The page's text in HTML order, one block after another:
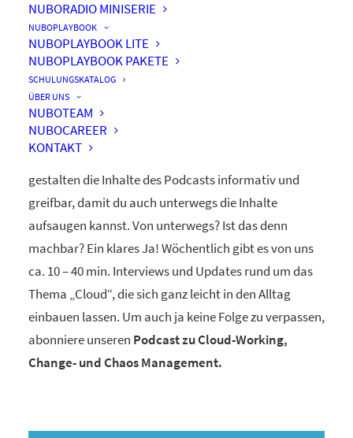
NUBORADIO MINISERIE
NUBOPLAYBOOK
NUBOPLAYBOOK LITE
NUBOPLAYBOOK PAKETE
SCHULUNGSKATALOG
ÜBER UNS
NUBOTEAM
NUBOCAREER
KONTAKT
by nuboworkers GmbH
Herzlich Willkommen! Du hast nuboRadio – unseren
ganz eigenenPodcast zur Digitalisierung
Unsere beiden Moderatoren Dominique und Markus
gestalten die Inhalte des Podcasts informativ und
greifbar, damit du auch unterwegs die Inhalte
aufsaugen kannst. Von unterwegs? Ist das denn
machbar? Ein klares Ja! Wöchentlich gibt es von uns
ca. 10 – 40 min. Interviews und Updates rund um das
Thema „Cloud“, die sich ganz leicht in den Alltag
einbauen lassen. Um auch ja keine Folge zu verpassen,
abonniere unseren Podcast zu Cloud-Working,
Change- und Chaos Management.